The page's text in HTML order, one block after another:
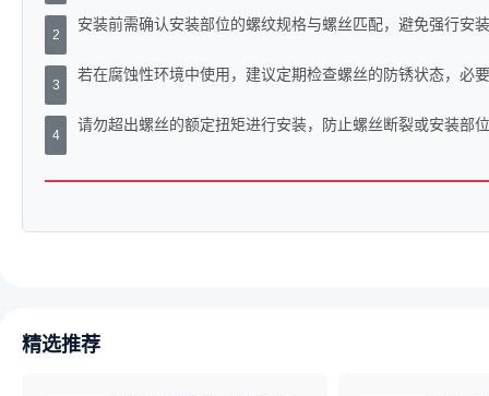
2
安装前需确认安装部位的螺纹规格与螺丝匹配，避免强行安
3
若在腐蚀性环境中使用，建议定期检查螺丝的防锈状态，必
4
请勿超出螺丝的额定扭矩进行安装，防止螺丝断裂或安装部
精选推荐